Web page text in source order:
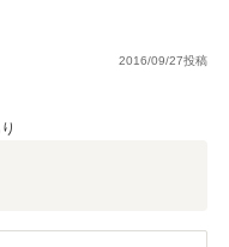
2016/09/27投稿